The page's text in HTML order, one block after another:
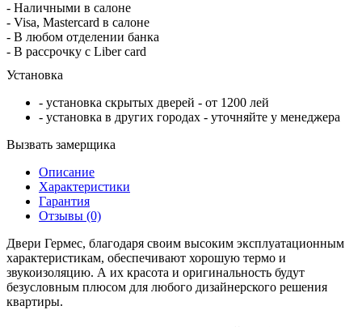
- Наличными в салоне
- Visa, Mastercard в салоне
- В любом отделении банка
- В рассрочку c Liber card
Установка
- установка скрытых дверей - от 1200 лей
- установка в других городах - уточняйте у менеджера
Вызвать замерщика
Описание
Характеристики
Гарантия
Отзывы (0)
Двери Гермес, благодаря своим высоким эксплуатационным
характеристикам, обеспечивают хорошую термо и
звукоизоляцию. А их красота и оригинальность будут
безусловным плюсом для любого дизайнерского решения
квартиры.